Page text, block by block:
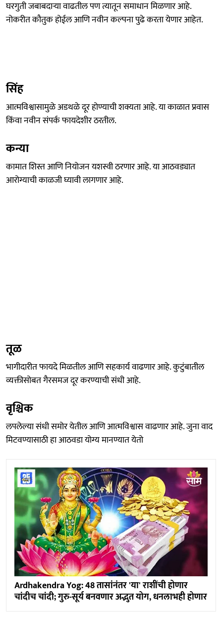
घरगुती जबाबदाऱ्या वाढतील पण त्यातून समाधान मिळणार आहे.
नोकरीत कौतुक होईल आणि नवीन कल्पना पुढे करता येणार आहेत.
सिंह
आत्मविश्वासामुळे अडथळे दूर होण्याची शक्यता आहे. या काळात प्रवास
किंवा नवीन संपर्क फायदेशीर ठरतील.
कन्या
कामात शिस्त आणि नियोजन यशस्वी ठरणार आहे. या आठवड्यात
आरोग्याची काळजी घ्यावी लागणार आहे.
तूळ
भागीदारीत फायदे मिळतील आणि सहकार्य वाढणार आहे. कुटुंबातील
व्यक्तीसोबत गैरसमज दूर करण्याची संधी आहे.
वृश्चिक
लपलेल्या संधी समोर येतील आणि आत्मविश्वास वाढणार आहे. जुना वाद
मिटवण्यासाठी हा आठवडा योग्य मानण्यात येतो
Ardhakendra Yog: 48 तासांनंतर 'या' राशींची होणार
चांदीच चांदी; गुरु-सूर्य बनवणार अद्भुत योग, धनलाभही होणार